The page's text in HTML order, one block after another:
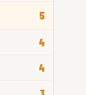
5
4
4